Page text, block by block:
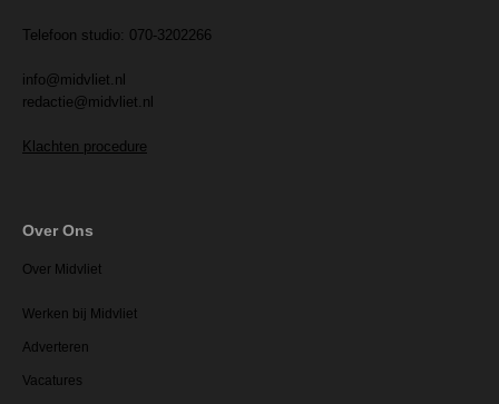
Telefoon studio: 070-3202266
info@midvliet.nl
redactie@midvliet.nl
Klachten procedure
Over Ons
Over Midvliet
Werken bij Midvliet
Adverteren
Vacatures